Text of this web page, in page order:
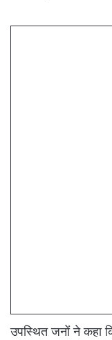
उपस्थित जनों ने कहा